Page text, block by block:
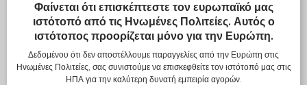
Αποθήκευση &
Μεταφορά
(7 προϊόντα)
Φαίνεται ότι επισκέπτεστε τον ευρωπαϊκό μας
ιστότοπό από τις Ηνωμένες Πολιτείες. Αυτός ο
ιστότοπος προορίζεται μόνο για την Ευρώπη.
Δεδομένου ότι δεν αποστέλλουμε παραγγελίες από την Ευρώπη στις
Ηνωμένες Πολιτείες, σας συνιστούμε να επισκεφθείτε τον ιστότοπό μας στις
ΗΠΑ για την καλύτερη δυνατή εμπειρία αγορών.